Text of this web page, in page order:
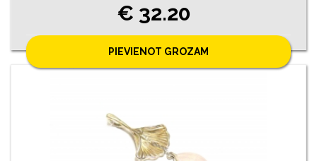
€ 32.20
PIEVIENOT GROZAM